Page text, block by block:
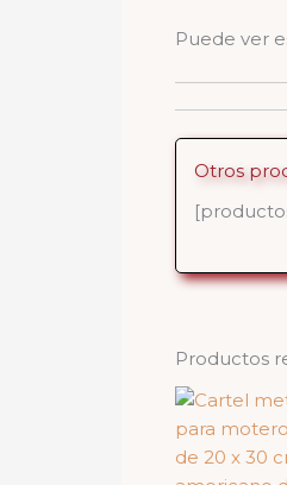
Puede ver
Otros
Productos